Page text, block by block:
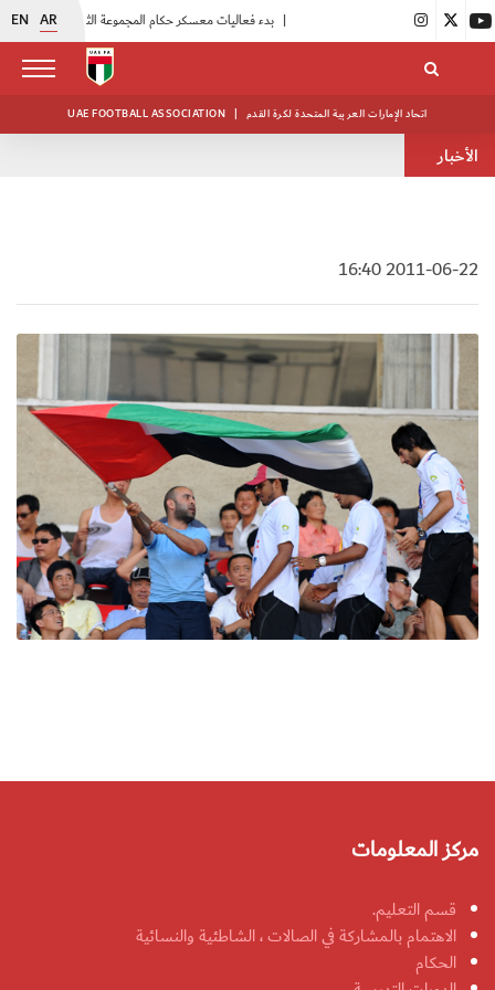
EN AR
UAE FOOTBALL ASSOCIATION | اتحاد الإمارات العربية المتحدة لكرة القدم
الأخبار
2011-06-22 16:40
مركز المعلومات
قسم التعليم.
الاهتمام بالمشاركة في الصالات ، الشاطئية والنسائية
الحكام